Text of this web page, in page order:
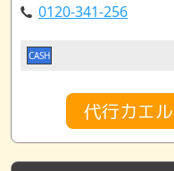
0120-341-256
CASH
代行カエ